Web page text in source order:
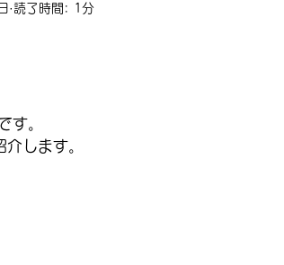
年 2025年
読了時間: 1分
す。
します。